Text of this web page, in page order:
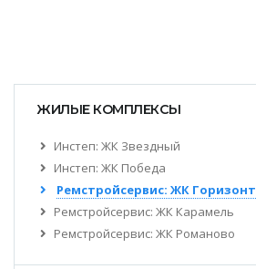
ЖИЛЫЕ КОМПЛЕКСЫ
Инстеп: ЖК Звездный
Инстеп: ЖК Победа
Ремстройсервис: ЖК Горизонт
Ремстройсервис: ЖК Карамель
Ремстройсервис: ЖК Романово